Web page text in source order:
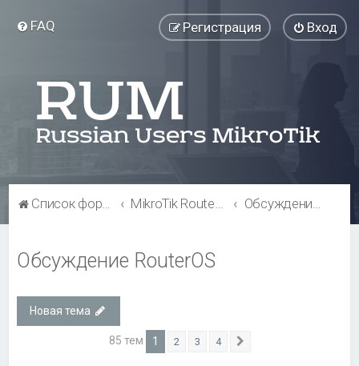
FAQ Вход
Регистрация
Список форумов MikroTik RouterOS Обсуждение RouterOS
Обсуждение RouterOS
Новая тема
85 тем 1 2 3 4